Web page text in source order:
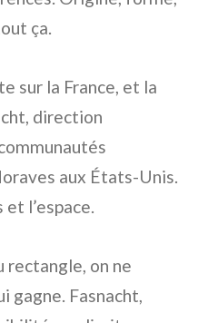
ça.
sur la France, et la
direction
aux États-Unis.
l’espace.
rectangle, on ne
gagne. Fasnacht,